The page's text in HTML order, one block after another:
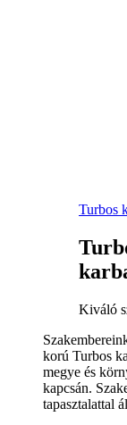
Turbos
Kiváló
korú Turbos
megye és
kapcsán.
tapasztalattal